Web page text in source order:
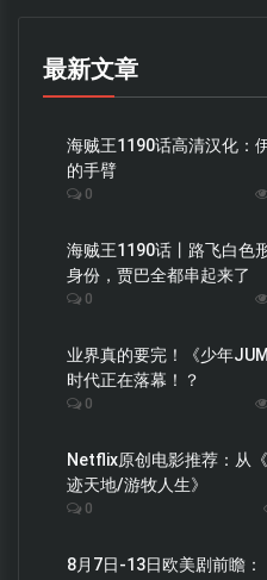
最新文章
海贼王1190话高清汉化：
的手臂
0
海贼王1190话丨路飞白色
身份，贾巴全都串起来了
0
业界真的要完！《少年
时代正在落幕！？
0
Netflix原创电影推荐：从
迹天地/游牧人生》
0
8月7日-13日欧美剧前瞻